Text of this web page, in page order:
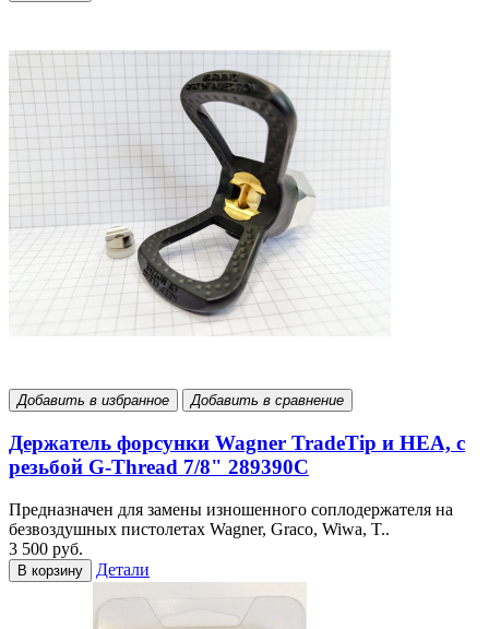
Добавить в избранное Добавить в сравнение
Держатель форсунки Wagner TradeTip и HEA, с
резьбой G-Thread 7/8" 289390С
Предназначен для замены изношенного соплодержателя на
безвоздушных пистолетах Wagner, Graco, Wiwa, T..
3 500 руб.
В корзину Детали